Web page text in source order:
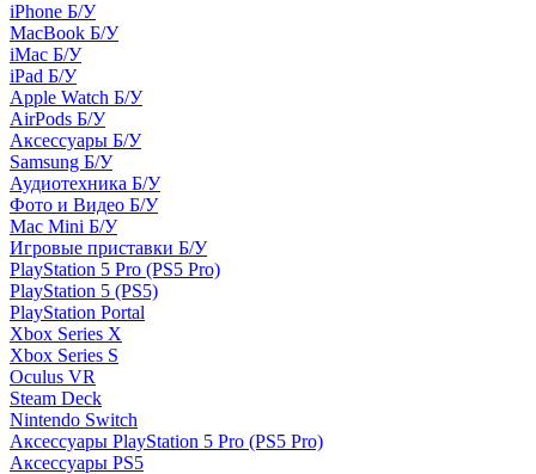
iPhone Б/У
MacBook Б/У
iMac Б/У
iPad Б/У
Apple Watch Б/У
AirPods Б/У
Аксессуары Б/У
Samsung Б/У
Аудиотехника Б/У
Фото и Видео Б/У
Mac Mini Б/У
Игровые приставки Б/У
PlayStation 5 Pro (PS5 Pro)
PlayStation 5 (PS5)
PlayStation Portal
Xbox Series X
Xbox Series S
Oculus VR
Steam Deck
Nintendo Switch
Аксессуары PlayStation 5 Pro (PS5 Pro)
Аксессуары PS5